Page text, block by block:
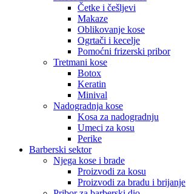
Četke i češljevi
Makaze
Oblikovanje kose
Ogrtači i kecelje
Pomoćni frizerski pribor
Tretmani kose
Botox
Keratin
Minival
Nadogradnja kose
Kosa za nadogradnju
Umeci za kosu
Perike
Barberski sektor
Njega kose i brade
Proizvodi za kosu
Proizvodi za bradu i brijanje